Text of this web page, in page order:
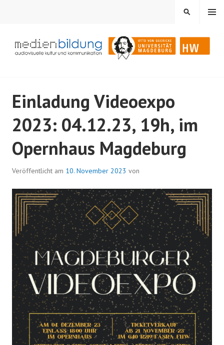
Audiovisuelle Kultur und Kommunikation
MENÜ
SUCHEN
Einladung Videoexpo
2023: 04.12.23, 19h, im
Opernhaus Magdeburg
Veröffentlicht am 10. November 2023 von